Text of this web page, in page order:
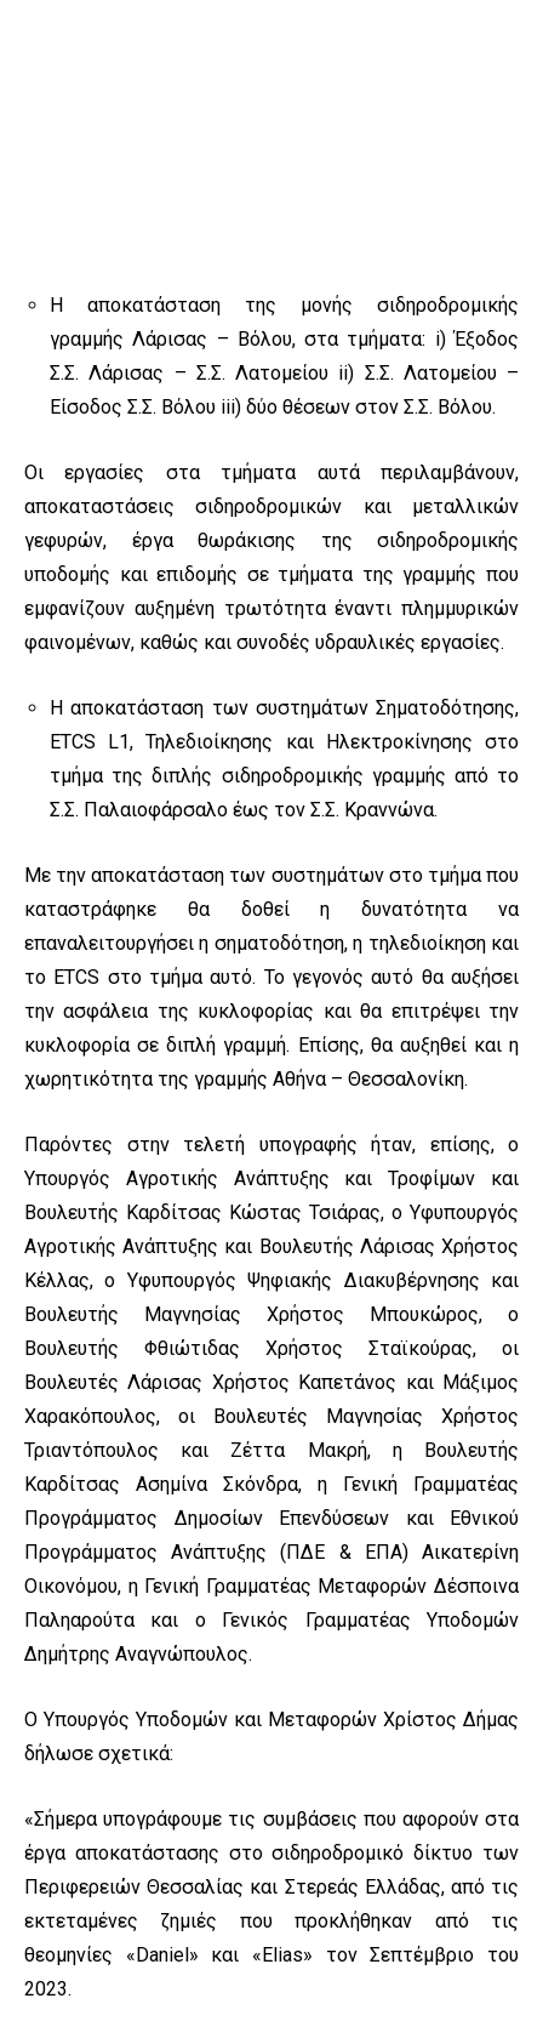
Η αποκατάσταση της μονής σιδηροδρομικής
γραμμής Λάρισας – Βόλου, στα τμήματα: i) Έξοδος
Σ.Σ. Λάρισας – Σ.Σ. Λατομείου ii) Σ.Σ. Λατομείου –
Είσοδος Σ.Σ. Βόλου iii) δύο θέσεων στον Σ.Σ. Βόλου.
Οι εργασίες στα τμήματα αυτά περιλαμβάνουν,
αποκαταστάσεις σιδηροδρομικών και μεταλλικών
γεφυρών, έργα θωράκισης της σιδηροδρομικής
υποδομής και επιδομής σε τμήματα της γραμμής που
εμφανίζουν αυξημένη τρωτότητα έναντι πλημμυρικών
φαινομένων, καθώς και συνοδές υδραυλικές εργασίες.
Η αποκατάσταση των συστημάτων Σηματοδότησης,
ETCS L1, Τηλεδιοίκησης και Ηλεκτροκίνησης στο
τμήμα της διπλής σιδηροδρομικής γραμμής από το
Σ.Σ. Παλαιοφάρσαλο έως τον Σ.Σ. Κραννώνα.
Με την αποκατάσταση των συστημάτων στο τμήμα που
καταστράφηκε θα δοθεί η δυνατότητα να
επαναλειτουργήσει η σηματοδότηση, η τηλεδιοίκηση και
το ETCS στο τμήμα αυτό. Το γεγονός αυτό θα αυξήσει
την ασφάλεια της κυκλοφορίας και θα επιτρέψει την
κυκλοφορία σε διπλή γραμμή. Επίσης, θα αυξηθεί και η
χωρητικότητα της γραμμής Αθήνα – Θεσσαλονίκη.
Παρόντες στην τελετή υπογραφής ήταν, επίσης, ο
Υπουργός Αγροτικής Ανάπτυξης και Τροφίμων και
Βουλευτής Καρδίτσας Κώστας Τσιάρας, ο Υφυπουργός
Αγροτικής Ανάπτυξης και Βουλευτής Λάρισας Χρήστος
Κέλλας, ο Υφυπουργός Ψηφιακής Διακυβέρνησης και
Βουλευτής Μαγνησίας Χρήστος Μπουκώρος, ο
Βουλευτής Φθιώτιδας Χρήστος Σταϊκούρας, οι
Βουλευτές Λάρισας Χρήστος Καπετάνος και Μάξιμος
Χαρακόπουλος, οι Βουλευτές Μαγνησίας Χρήστος
Τριαντόπουλος και Ζέττα Μακρή, η Βουλευτής
Καρδίτσας Ασημίνα Σκόνδρα, η Γενική Γραμματέας
Προγράμματος Δημοσίων Επενδύσεων και Εθνικού
Προγράμματος Ανάπτυξης (ΠΔΕ & ΕΠΑ) Αικατερίνη
Οικονόμου, η Γενική Γραμματέας Μεταφορών Δέσποινα
Παληαρούτα και ο Γενικός Γραμματέας Υποδομών
Δημήτρης Αναγνώπουλος.
Ο Υπουργός Υποδομών και Μεταφορών Χρίστος Δήμας
δήλωσε σχετικά:
«Σήμερα υπογράφουμε τις συμβάσεις που αφορούν στα
έργα αποκατάστασης στο σιδηροδρομικό δίκτυο των
Περιφερειών Θεσσαλίας και Στερεάς Ελλάδας, από τις
εκτεταμένες ζημιές που προκλήθηκαν από τις
θεομηνίες «Daniel» και «Elias» τον Σεπτέμβριο του
2023.